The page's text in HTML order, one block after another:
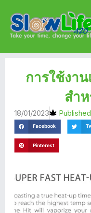
content
การใช้งา
สำ
18/01/2023
Facebook
Pinterest